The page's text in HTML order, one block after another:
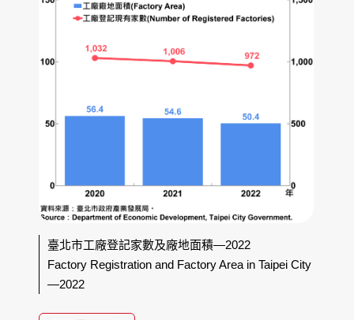
臺北市工廠登記家數及廠地面積—2022
Factory Registration and Factory Area in Taipei City
—2022